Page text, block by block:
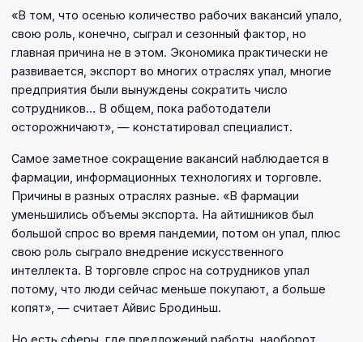
«В том, что осенью количество рабочих вакансий упало,
свою роль, конечно, сыграл и сезонный фактор, но
главная причина не в этом. Экономика практически не
развивается, экспорт во многих отраслях упал, многие
предприятия были вынуждены сократить число
сотрудников… В общем, пока работодатели
осторожничают», — констатировал специалист.
Самое заметное сокращение вакансий наблюдается в
фармации, информационных технологиях и торговле.
Причины в разных отраслях разные. «В фармации
уменьшились объемы экспорта. На айтишников был
большой спрос во время пандемии, потом он упал, плюс
свою роль сыграло внедрение искусственного
интеллекта. В торговле спрос на сотрудников упал
потому, что люди сейчас меньше покупают, а больше
копят», — считает Айвис Бродиньш.